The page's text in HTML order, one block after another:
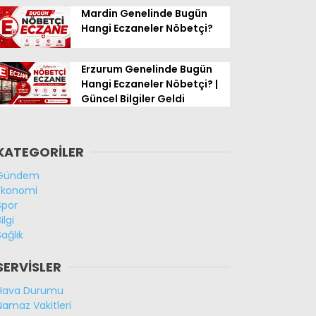
Mardin Genelinde Bugün
Hangi Eczaneler Nöbetçi?
Erzurum Genelinde Bugün
Hangi Eczaneler Nöbetçi? |
Güncel Bilgiler Geldi
Durumu
Vakitleri